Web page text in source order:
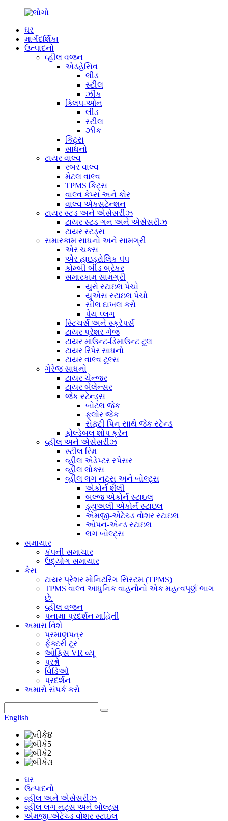
ઘર
માર્ગદર્શિકા
ઉત્પાદનો
વ્હીલ વજન
એડહેસિવ
લીડ
સ્ટીલ
ઝીંક
ક્લિપ-ઓન
લીડ
સ્ટીલ
ઝીંક
કિટ્સ
સાધનો
ટાયર વાલ્વ
રબર વાલ્વ
મેટલ વાલ્વ
TPMS કિટ્સ
વાલ્વ કેપ્સ અને કોર
વાલ્વ એક્સટેન્શન
ટાયર સ્ટડ અને એસેસરીઝ
ટાયર સ્ટડ ગન અને એસેસરીઝ
ટાયર સ્ટડ્સ
સમારકામ સાધનો અને સામગ્રી
એર ચક્સ
એર હાઇડ્રોલિક પંપ
કોમ્બી બીડ બ્રેકર
સમારકામ સામગ્રી
યુરો સ્ટાઇલ પેચો
યુએસ સ્ટાઇલ પેચો
સીલ દાખલ કરો
પેચ પ્લગ
સ્ટિચર્સ અને સ્ક્રેપર્સ
ટાયર પ્રેશર ગેજ
ટાયર માઉન્ટ-ડિમાઉન્ટ ટૂલ
ટાયર રિપેર સાધનો
ટાયર વાલ્વ ટૂલ્સ
ગેરેજ સાધનો
ટાયર ચેન્જર
ટાયર બેલેન્સર
જેક સ્ટેન્ડ્સ
બોટલ જેક
ફ્લોર જેક
સેફ્ટી પિન સાથે જેક સ્ટેન્ડ
ફોલ્ડેબલ શોપ ક્રેન
વ્હીલ અને એસેસરીઝ
સ્ટીલ રિમ
વ્હીલ એડેપ્ટર સ્પેસર
વ્હીલ લોક્સ
વ્હીલ લગ નટ્સ અને બોલ્ટ્સ
એકોર્ન શૈલી
બલ્જ એકોર્ન સ્ટાઇલ
ડ્યુઅલી એકોર્ન સ્ટાઇલ
એમજી-એટેચ્ડ વોશર સ્ટાઇલ
ઓપન-એન્ડ સ્ટાઇલ
લગ બોલ્ટ્સ
સમાચાર
કંપની સમાચાર
ઉદ્યોગ સમાચાર
કેસ
ટાયર પ્રેશર મોનિટરિંગ સિસ્ટમ (TPMS)
TPMS વાલ્વ આધુનિક વાહનોનો એક મહત્વપૂર્ણ ભાગ
છે.
વ્હીલ વજન
પનામા પ્રદર્શન માહિતી
અમારા વિશે
પ્રમાણપત્ર
ફેક્ટરી ટૂર
ઓફિસ VR વ્યૂ
પ્રશ્નો
વિડિઓ
પ્રદર્શન
અમારો સંપર્ક કરો
English
ઘર
ઉત્પાદનો
વ્હીલ અને એસેસરીઝ
વ્હીલ લગ નટ્સ અને બોલ્ટ્સ
એમજી-એટેચ્ડ વોશર સ્ટાઇલ